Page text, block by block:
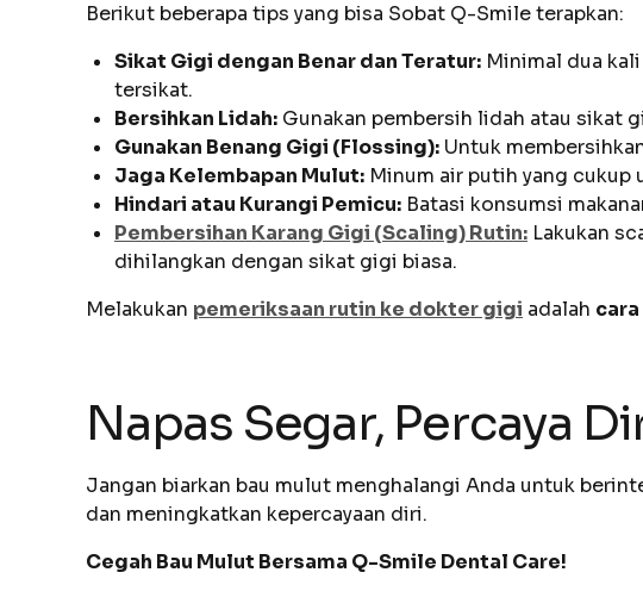
Berikut beberapa tips yang bisa Sobat Q-Smile terapkan:
Sikat Gigi dengan Benar dan Teratur: Minimal dua
tersikat.
Bersihkan Lidah: Gunakan pembersih lidah atau sikat
Gunakan Benang Gigi (Flossing): Untuk
Jaga Kelembapan Mulut: Minum air putih yang
Hindari atau Kurangi Pemicu: Batasi konsumsi
Pembersihan Karang Gigi (Scaling) Rutin: Lakukan
dihilangkan dengan sikat gigi biasa.
Melakukan pemeriksaan rutin ke dokter gigi adalah
Napas Segar, Percaya
Jangan biarkan bau mulut menghalangi Anda untuk
dan meningkatkan kepercayaan diri.
Cegah Bau Mulut Bersama Q-Smile Dental Care!